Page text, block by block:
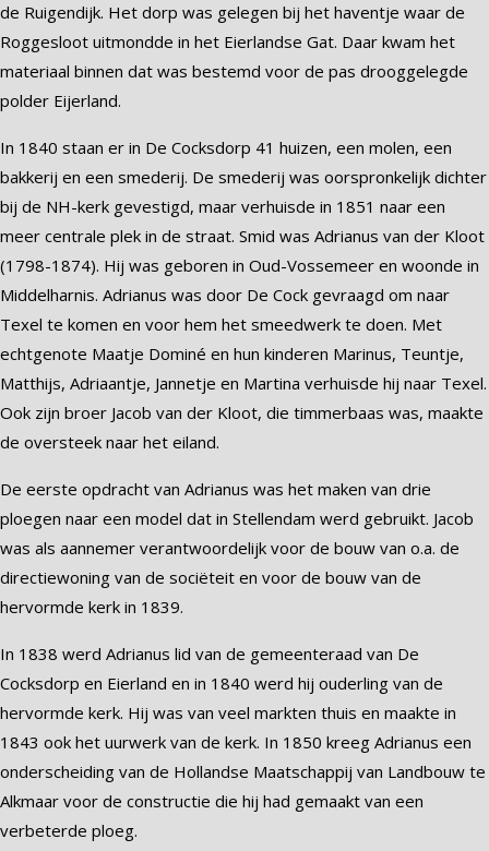
de Ruigendijk. Het dorp was gelegen bij het haventje waar de
Roggesloot uitmondde in het Eierlandse Gat. Daar kwam het
materiaal binnen dat was bestemd voor de pas drooggelegde
polder Eijerland.
In 1840 staan er in De Cocksdorp 41 huizen, een molen, een
bakkerij en een smederij. De smederij was oorspronkelijk dichter
bij de NH-kerk gevestigd, maar verhuisde in 1851 naar een
meer centrale plek in de straat. Smid was Adrianus van der Kloot
(1798-1874). Hij was geboren in Oud-Vossemeer en woonde in
Middelharnis. Adrianus was door De Cock gevraagd om naar
Texel te komen en voor hem het smeedwerk te doen. Met
echtgenote Maatje Dominé en hun kinderen Marinus, Teuntje,
Matthijs, Adriaantje, Jannetje en Martina verhuisde hij naar Texel.
Ook zijn broer Jacob van der Kloot, die timmerbaas was, maakte
de oversteek naar het eiland.
De eerste opdracht van Adrianus was het maken van drie
ploegen naar een model dat in Stellendam werd gebruikt. Jacob
was als aannemer verantwoordelijk voor de bouw van o.a. de
directiewoning van de sociëteit en voor de bouw van de
hervormde kerk in 1839.
In 1838 werd Adrianus lid van de gemeenteraad van De
Cocksdorp en Eierland en in 1840 werd hij ouderling van de
hervormde kerk. Hij was van veel markten thuis en maakte in
1843 ook het uurwerk van de kerk. In 1850 kreeg Adrianus een
onderscheiding van de Hollandse Maatschappij van Landbouw te
Alkmaar voor de constructie die hij had gemaakt van een
verbeterde ploeg.